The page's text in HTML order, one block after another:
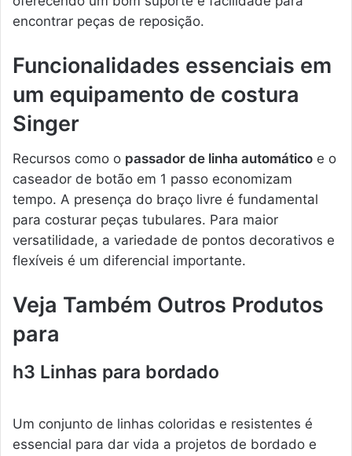
encontrar peças de reposição.
Funcionalidades essenciais em
um equipamento de costura
Singer
Recursos como o passador de linha automático e o
caseador de botão em 1 passo economizam
tempo. A presença do braço livre é fundamental
para costurar peças tubulares. Para maior
versatilidade, a variedade de pontos decorativos e
flexíveis é um diferencial importante.
Veja Também Outros Produtos
para
h3 Linhas para bordado
Um conjunto de linhas coloridas e resistentes é
essencial para dar vida a projetos de bordado e